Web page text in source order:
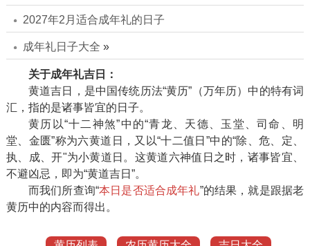
2027年2月适合成年礼的日子
成年礼日子大全 »
关于成年礼吉日：
黄道吉日，是中国传统历法“黄历”（万年历）中的特有词
汇，指的是诸事皆宜的日子。
黄历以“十二神煞”中的“青龙、天德、玉堂、司命、明
堂、金匮”称为六黄道日，又以“十二值日”中的“除、危、定、
执、成、开"为小黄道日。这黄道六神值日之时，诸事皆宜、
不避凶忌，即为“黄道吉日”。
而我们所查询“本日是否适合成年礼”的结果，就是跟据老
黄历中的内容而得出。